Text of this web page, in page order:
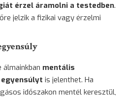
érzel áramolni a testedben.
jelzik a fizikai vagy érzelmi
mentális
is jelenthet. Ha
időszakon mentél keresztül,